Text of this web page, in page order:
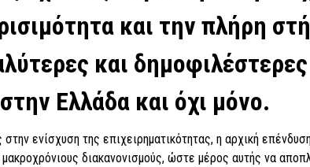
και την πλήρη
και
Ελλάδα και όχι μόνο.
ενίσχυση της επιχειρηματικότητας, η αρχική
διακανονισμούς, ώστε μέρος αυτής να